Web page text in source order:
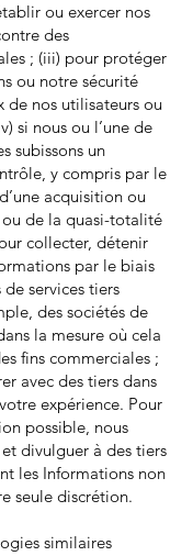
ou exercer nos
des
; (iii) pour protéger
ou notre sécurité
de nos utilisateurs ou
si nous ou l’une de
subissons un
y compris par le
acquisition ou
ou de la quasi-totalité
collecter, détenir
par le biais
services tiers
des sociétés de
la mesure où cela
fins commerciales ;
avec des tiers dans
expérience. Pour
possible, nous
divulguer à des tiers
les Informations non
seule discrétion.
similaires